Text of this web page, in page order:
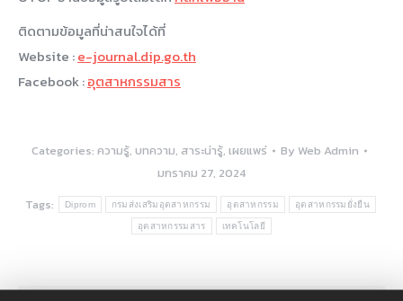
ติดตามข้อมูลที่น่าสนใจได้ที่
Website :e-journal.dip.go.th
Facebook :อุตสาหกรรมสาร
Categories: ความรู้, บทความ, สาระน่ารู้, เผยแพร่ By Web Admin
มกราคม 27, 2024
Tags:
Diprom กรมส่งเสริมอุตสาหกรรม อุตสาหกรรม อุตสาหกรรมยั่งยืน
อุตสาหกรรมสาร เทคโนโลยี